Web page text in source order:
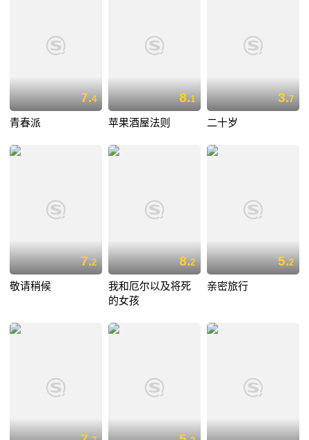
7.4
青春派
8.1
苹果酒屋法则
3.7
二十岁
7.2
敬请稍候
8.2
我和厄尔以及将死
的女孩
5.2
亲密旅行